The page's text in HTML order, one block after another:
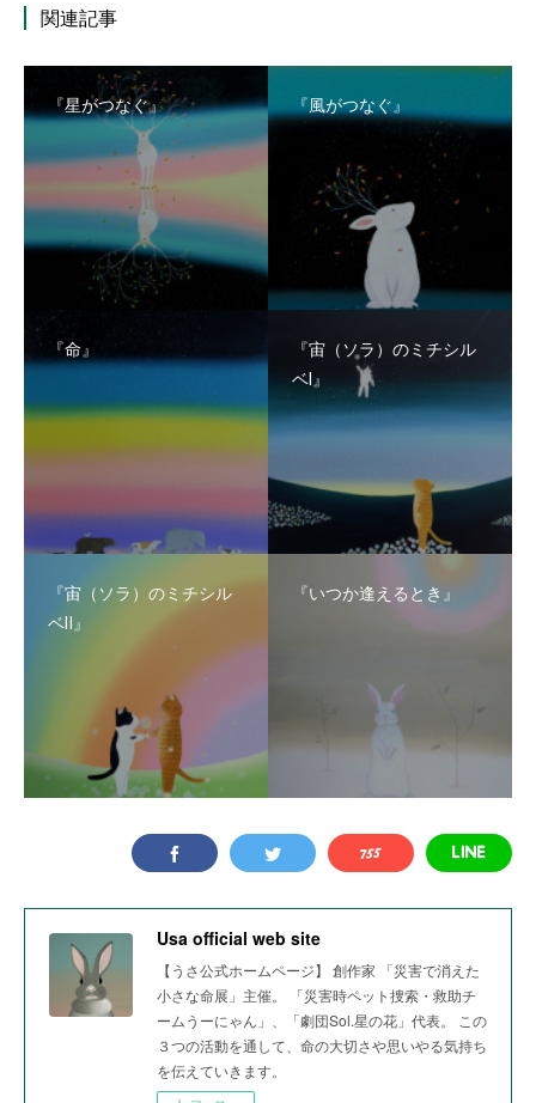
関連記事
『星がつなぐ』 『風がつなぐ』
『命』
『宙（ソラ）のミチシル
ベⅠ』
『宙（ソラ）のミチシル
ベⅡ』
『いつか逢えるとき』
Usa official web site
【うさ公式ホームページ】 創作家 「災害で消えた
小さな命展」主催。 「災害時ペット捜索・救助チ
ームうーにゃん」、「劇団Sol.星の花」代表。 この
３つの活動を通して、命の大切さや思いやる気持ち
を伝えていきます。